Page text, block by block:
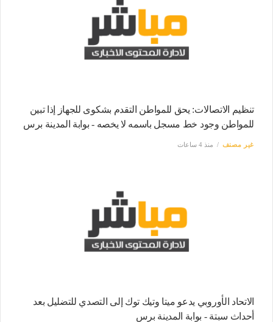
تنظيم الاتصالات: يحق للمواطن التقدم بشكوى للجهاز إذا تبين
للمواطن وجود خط مسجل باسمه لا يخصه - بوابة المدينة برس
غير مصنف منذ 4 ساعات
الاتحاد الأوروبي يدعو ميتا وتيك توك إلى التصدي للتضليل بعد
أحداث سبتة - بوابة المدينة برس